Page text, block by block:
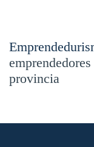
provincia